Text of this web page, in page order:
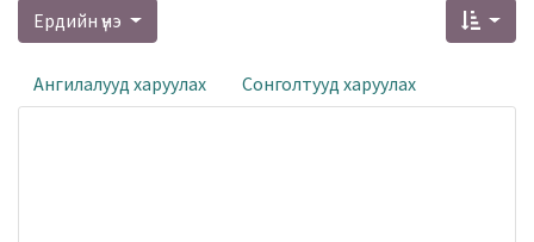
Ердийн үнэ
Ангилалууд харуулах Сонголтууд харуулах